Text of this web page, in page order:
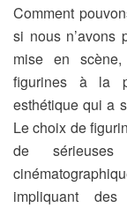
Comment
si nous n’avons
mise en
figurines à la
esthétique qui a
Le choix de
de
impliquant